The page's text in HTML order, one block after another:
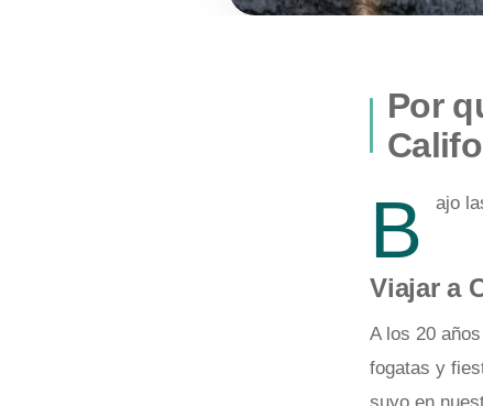
Por
B ajo
Viajar a
A los 20
fogatas y